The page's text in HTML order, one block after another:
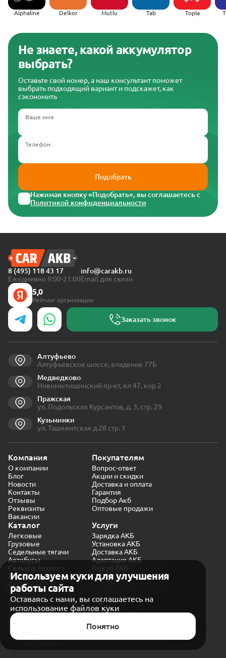
Alphaline Delkor Mutlu Tab Topla
Не знаете, какой аккумулятор
выбрать?
Оставьте свой номер, а наш консультант поможет
выбрать подходящий вариант и подскажет, как
сэкономить
Ваше имя
Телефон
Подобрать
Нажимая кнопку «Подобрать», вы соглашаетесь с
Политикой конфиденциальности
Используем куки для улучшения
работы сайта
Оставаясь с нами, вы соглашаетесь на
использование файлов куки
Понятно
8 (495) 118 43 17
Ежедневно 9:00-21:00
info@carakb.ru
Email для связи
5,0
Рейтинг организации
Заказать звонок
Алтуфьево
Алтуфьевское шоссе, владение 77Б
Медведково
Новомытищинский пр-кт, вл 47, кор 2
Пражская
ул. Подольских Курсантов, д. 3, стр. 29
Кузьминки
ул. Ташкентская д.28 стр. 1
Компания
О компании
Блог
Новости
Контакты
Отзывы
Реквизиты
Вакансии
Покупателям
Вопрос-ответ
Акции и скидки
Доставка и оплата
Гарантия
Подбор Акб
Оптовые продажи
Каталог
Легковые
Грузовые
Седельные тягачи
Автобусы
Сельхоз. техника
Экскаваторы
Автокраны
Услуги
Зарядка АКБ
Установка АКБ
Доставка АКБ
Адаптация АКБ
Выкуп АКБ
Проверка генератора
Политика конфиденциальности
Обработка персональных данных
Согласие на обработку в «Яндекс.Метрика»
Карта сайта
© CARAKB 2026. Все права защищены